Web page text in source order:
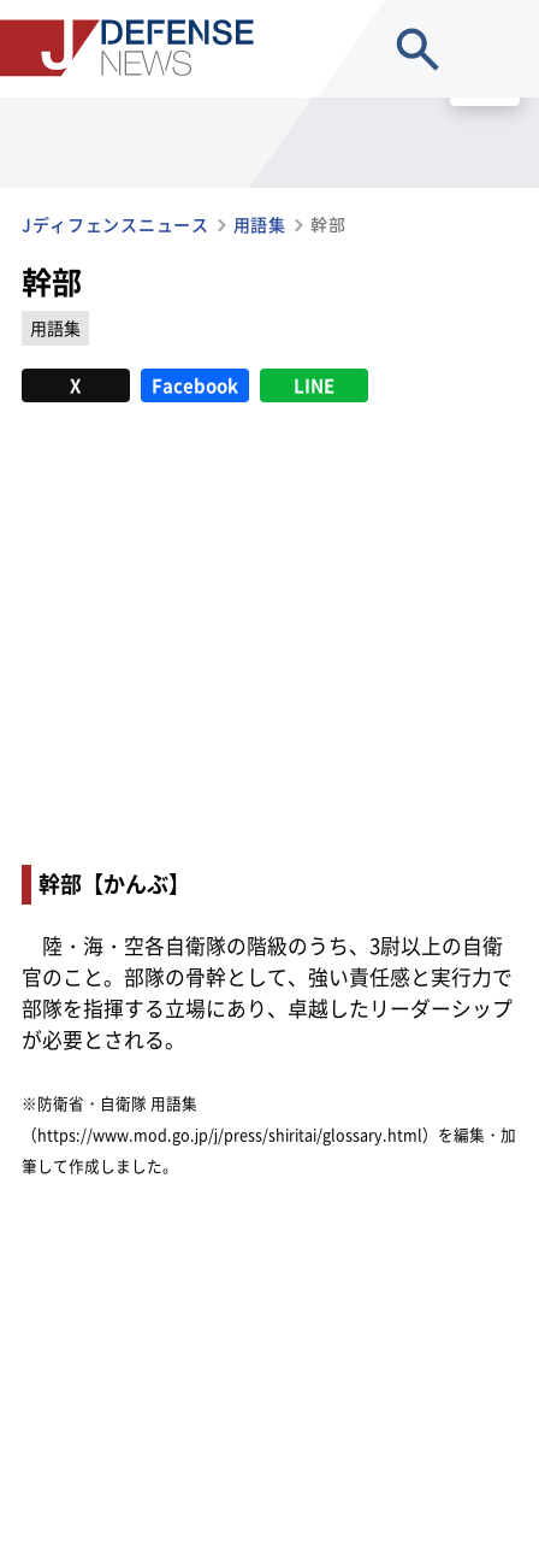
Jディフェンスニュース 用語集 幹部
幹部
用語集
X Facebook LINE
幹部【かんぶ】
陸・海・空各自衛隊の階級のうち、3尉以上の自衛
官のこと。部隊の骨幹として、強い責任感と実行力で
部隊を指揮する立場にあり、卓越したリーダーシップ
が必要とされる。
※防衛省・自衛隊 用語集
（https://www.mod.go.jp/j/press/shiritai/glossary.html）を編集・加
筆して作成しました。